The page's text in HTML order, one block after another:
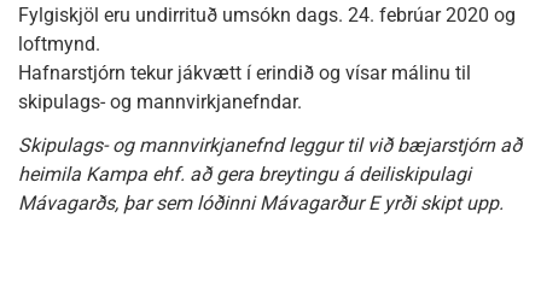
Fylgiskjöl eru undirrituð umsókn dags. 24. febrúar 2020 og
loftmynd.
Hafnarstjórn tekur jákvætt í erindið og vísar málinu til
skipulags- og mannvirkjanefndar.
Skipulags- og mannvirkjanefnd leggur til við bæjarstjórn að
heimila Kampa ehf. að gera breytingu á deiliskipulagi
Mávagarðs, þar sem lóðinni Mávagarður E yrði skipt upp.